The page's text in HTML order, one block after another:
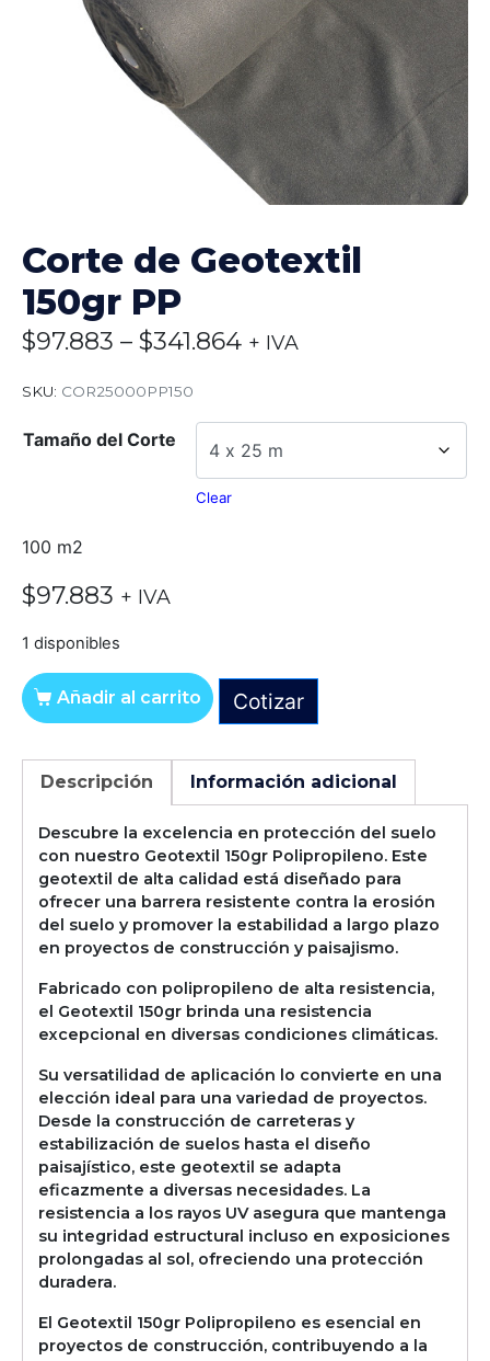
Corte de Geotextil
150gr PP
$97.883 – $341.864 + IVA
SKU: COR25000PP150
Tamaño del Corte
Clear
100 m2
$97.883 + IVA
1 disponibles
Añadir al carrito Cotizar
Descripción Información adicional
Descubre la excelencia en protección del suelo
con nuestro Geotextil 150gr Polipropileno. Este
geotextil de alta calidad está diseñado para
ofrecer una barrera resistente contra la erosión
del suelo y promover la estabilidad a largo plazo
en proyectos de construcción y paisajismo.
Fabricado con polipropileno de alta resistencia,
el Geotextil 150gr brinda una resistencia
excepcional en diversas condiciones climáticas.
Su versatilidad de aplicación lo convierte en una
elección ideal para una variedad de proyectos.
Desde la construcción de carreteras y
estabilización de suelos hasta el diseño
paisajístico, este geotextil se adapta
eficazmente a diversas necesidades. La
resistencia a los rayos UV asegura que mantenga
su integridad estructural incluso en exposiciones
prolongadas al sol, ofreciendo una protección
duradera.
El Geotextil 150gr Polipropileno es esencial en
proyectos de construcción, contribuyendo a la